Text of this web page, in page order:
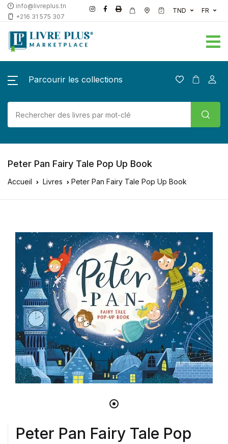
info@livreplus.tn
+216 31 575 307
TND FR
Parcourir les collections
Peter Pan Fairy Tale Pop Up Book
Accueil Livres Peter Pan Fairy Tale Pop Up Book
Peter Pan Fairy Tale Pop